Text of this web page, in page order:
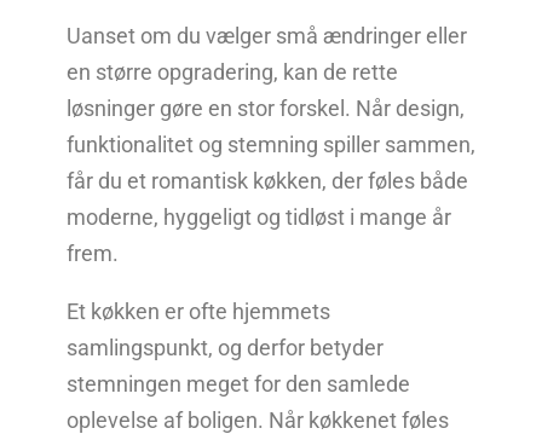
Uanset om du vælger små ændringer eller
en større opgradering, kan de rette
løsninger gøre en stor forskel. Når design,
funktionalitet og stemning spiller sammen,
får du et romantisk køkken, der føles både
moderne, hyggeligt og tidløst i mange år
frem.
Et køkken er ofte hjemmets
samlingspunkt, og derfor betyder
stemningen meget for den samlede
oplevelse af boligen. Når køkkenet føles